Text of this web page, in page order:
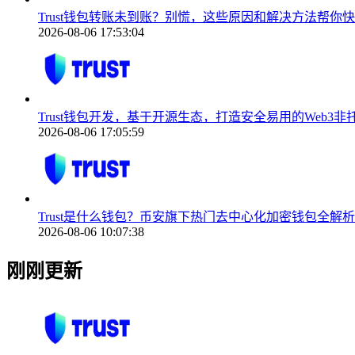
Trust钱包转账未到账？别慌，这些原因和解决方法帮你
2026-08-06 17:53:04
Trust钱包开发，基于开源生态，打造安全易用的Web3非
2026-08-06 17:05:59
Trust是什么钱包？币安旗下热门去中心化加密钱包全解析
2026-08-06 10:07:38
刚刚更新